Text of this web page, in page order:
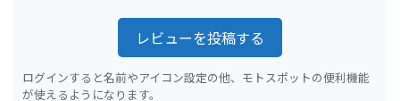
レビューを投稿する
ログインすると名前やアイコン設定の他、モトスポットの便利機能
が使えるようになります。